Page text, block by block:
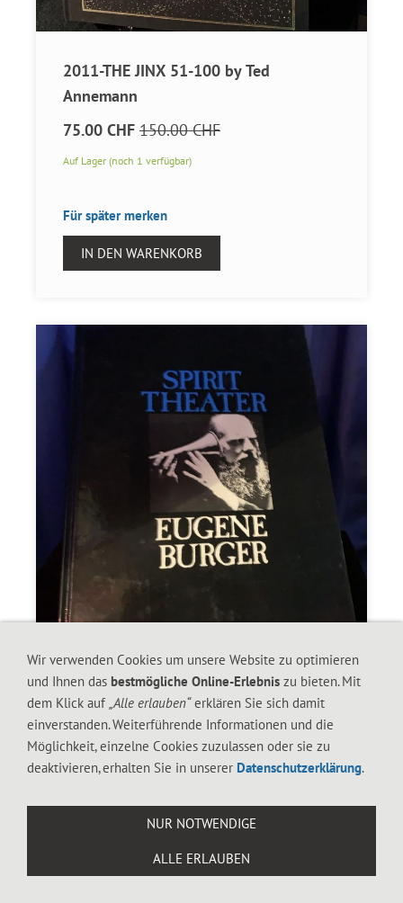
2011-THE JINX 51-100 by Ted
Annemann
75.00 CHF 150.00 CHF
Auf Lager (noch 1 verfügbar)
Für später merken
IN DEN WARENKORB
2009-SPIRIT THEATER by Eugene
Burger
45.00 CHF 89.00 CHF
IN DEN WARENKORB
Wir verwenden Cookies um unsere Website zu optimieren
und Ihnen das bestmögliche Online-Erlebnis zu bieten. Mit
dem Klick auf „Alle erlauben“erklären Sie sich damit
einverstanden. Weiterführende Informationen und die
Möglichkeit, einzelne Cookies zuzulassen oder sie zu
deaktivieren, erhalten Sie in unserer Datenschutzerklärung.
NUR NOTWENDIGE
ALLE ERLAUBEN